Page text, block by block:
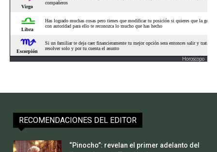
Horoscopo
RECOMENDACIONES DEL EDITOR
“Pinocho”: revelan el primer adelanto del